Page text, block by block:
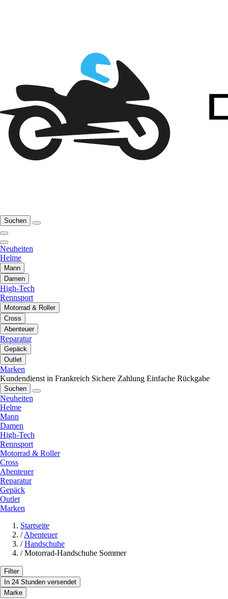
Suchen
Neuheiten
Helme
Mann
Damen
High-Tech
Rennsport
Motorrad & Roller
Cross
Abenteuer
Reparatur
Gepäck
Outlet
Marken
Kundendienst in Frankreich Sichere Zahlung Einfache Rückgabe
Suchen
Neuheiten
Helme
Mann
Damen
High-Tech
Rennsport
Motorrad & Roller
Cross
Abenteuer
Reparatur
Gepäck
Outlet
Marken
Startseite
/ Abenteuer
/ Handschuhe
/ Motorrad-Handschuhe Sommer
Filter
In 24 Stunden versendet
Marke